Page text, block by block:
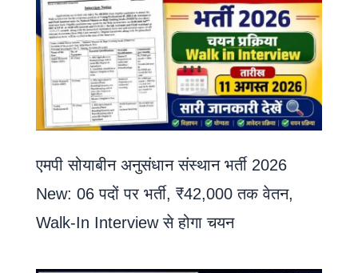
एमपी सोयाबीन अनुसंधान संस्थान भर्ती 2026
New: 06 पदों पर भर्ती, ₹42,000 तक वेतन,
Walk-In Interview से होगा चयन